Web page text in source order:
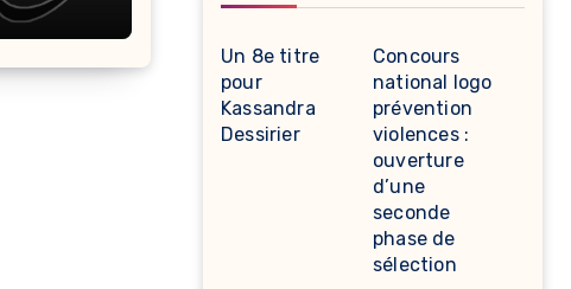
Un 8e titre
pour
Kassandra
Dessirier
Concours
national logo
prévention
violences :
ouverture
d’une
seconde
phase de
sélection